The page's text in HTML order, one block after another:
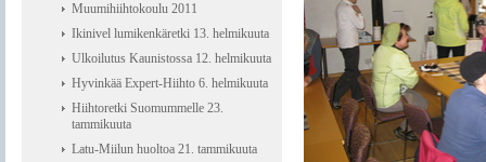
Muumihiihtokoulu 2011
Ikinivel lumikenkäretki 13. helmikuuta
Ulkoilutus Kaunistossa 12. helmikuuta
Hyvinkää Expert-Hiihto 6. helmikuuta
Hiihtoretki Suomummelle 23.
tammikuuta
Latu-Miilun huoltoa 21. tammikuuta